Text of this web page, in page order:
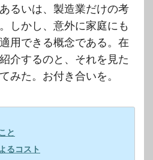
るいは、製造業だけの考
しかし、意外に家庭にも
用できる概念である。在
介するのと、それを見た
みた。お付き合いを。
と
るコスト